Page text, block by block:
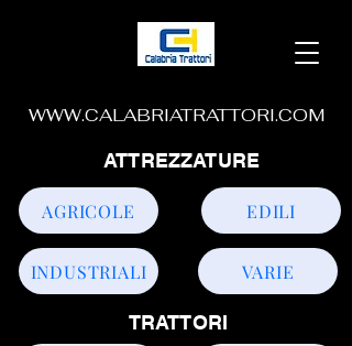
WWW.CALABRIATRATTORI.COM
INDUSTRIALI
AGRICOLE EDILI
VARIE
ATTREZZATURE
TRATTORI